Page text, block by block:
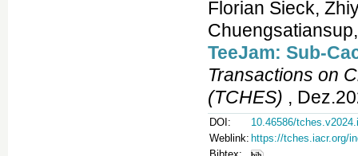
Florian Sieck,
TeeJam: Sub-
Transactions on
(TCHES) ,
DOI:
10.46586/
Weblink: https://tches.iacr.org/